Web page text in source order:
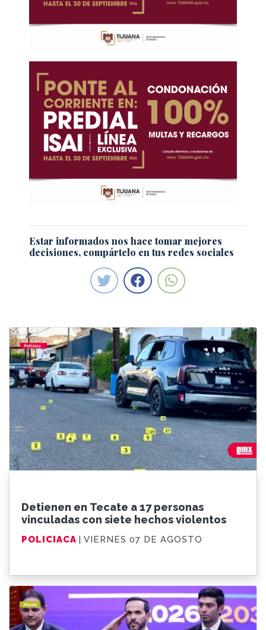
Detienen en Tecate a 17 personas
vinculadas con siete hechos violentos
POLICIACA | VIERNES 07 DE AGOSTO
Estar informados nos hace tomar mejores
decisiones, compártelo en tus redes sociales